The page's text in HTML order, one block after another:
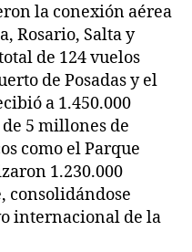
la conexión aérea
Rosario, Salta y
de 124 vuelos
de Posadas y el
a 1.450.000
5 millones de
como el Parque
1.230.000
consolidándose
internacional de la